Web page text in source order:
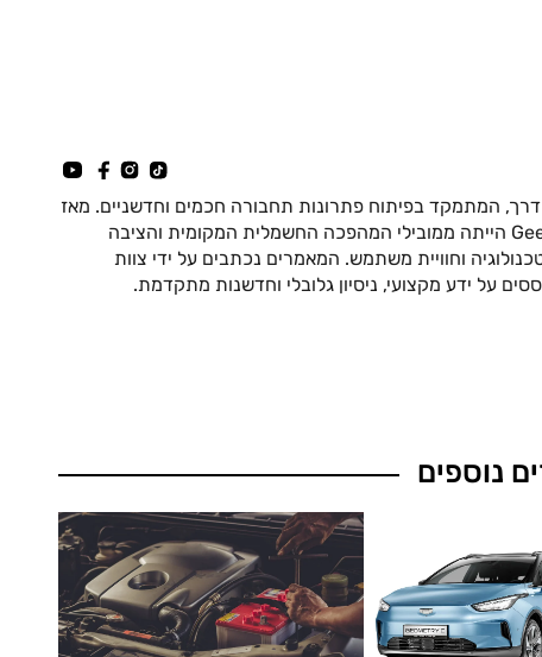
דרך, המתמקד בפיתוח פתרונות תחבורה חכמים וחדשניים. מאז
כניסתו לישראל בשנת 2021, Geely הייתה ממובילי המהפכה החשמלית המקומית והציבה
וחוויית משתמש. המאמרים נכתבים על ידי צוות
נוספים